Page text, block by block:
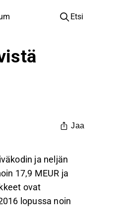
Yhtiökokousten päivämäärät ja osakkeenomistajatiedot
Etsi
Jaa
ja neljän
17,9 MEUR ja
ovat
lopussa noin